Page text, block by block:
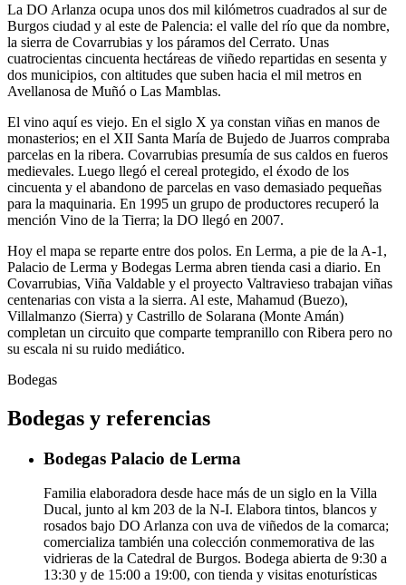
La DO Arlanza ocupa unos dos mil kilómetros cuadrados al sur de
Burgos ciudad y al este de Palencia: el valle del río que da nombre,
la sierra de Covarrubias y los páramos del Cerrato. Unas
cuatrocientas cincuenta hectáreas de viñedo repartidas en sesenta y
dos municipios, con altitudes que suben hacia el mil metros en
Avellanosa de Muñó o Las Mamblas.
El vino aquí es viejo. En el siglo X ya constan viñas en manos de
monasterios; en el XII Santa María de Bujedo de Juarros compraba
parcelas en la ribera. Covarrubias presumía de sus caldos en fueros
medievales. Luego llegó el cereal protegido, el éxodo de los
cincuenta y el abandono de parcelas en vaso demasiado pequeñas
para la maquinaria. En 1995 un grupo de productores recuperó la
mención Vino de la Tierra; la DO llegó en 2007.
Hoy el mapa se reparte entre dos polos. En Lerma, a pie de la A-1,
Palacio de Lerma y Bodegas Lerma abren tienda casi a diario. En
Covarrubias, Viña Valdable y el proyecto Valtravieso trabajan viñas
centenarias con vista a la sierra. Al este, Mahamud (Buezo),
Villalmanzo (Sierra) y Castrillo de Solarana (Monte Amán)
completan un circuito que comparte tempranillo con Ribera pero no
su escala ni su ruido mediático.
Bodegas
Bodegas y referencias
Bodegas Palacio de Lerma
Familia elaboradora desde hace más de un siglo en la Villa
Ducal, junto al km 203 de la N-I. Elabora tintos, blancos y
rosados bajo DO Arlanza con uva de viñedos de la comarca;
comercializa también una colección conmemorativa de las
vidrieras de la Catedral de Burgos. Bodega abierta de 9:30 a
13:30 y de 15:00 a 19:00, con tienda y visitas enoturísticas